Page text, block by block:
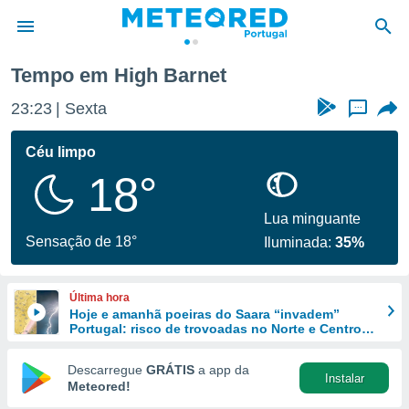
da
foi
fornecidas
a este
das
e
forma
digital
Tempo em High Barnet
23:23 Sexta ...
Céu limpo
18°
Sensação de 18°
Lua minguante
Iluminada:35%
Última hora
Hoje e amanhã poeiras do Saara “invadem”
Portugal: risco de trovoadas no Norte e Centro
Descarregue GRÁTIS a app da
Meteored!
Instalar